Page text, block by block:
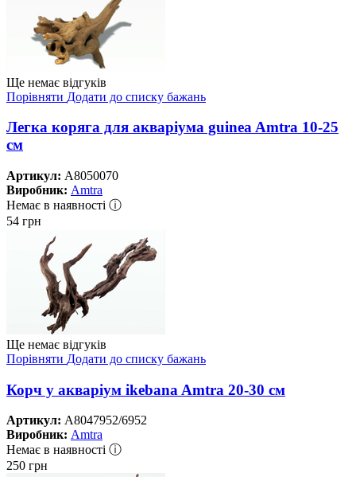
Ще немає відгуків
Порівняти Додати до списку бажань
Легка коряга для акваріума guinea Amtra 10-25
см
Артикул: A8050070
Виробник: Amtra
Немає в наявності ⓘ
54 грн
Ще немає відгуків
Порівняти Додати до списку бажань
Корч у акваріум ikebana Amtra 20-30 см
Артикул: A8047952/6952
Виробник: Amtra
Немає в наявності ⓘ
250 грн